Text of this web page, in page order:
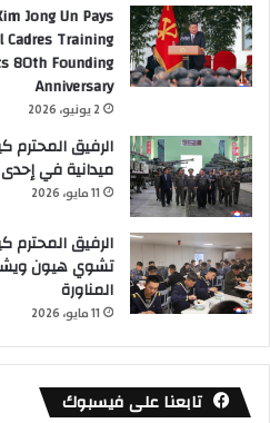
Jong Un Pays
Training
80th Founding
Anniversary
2 يونيو، 2026
الرفيق
ميدانية في
11 مايو، 2026
الرفيق المحترم
تشوي هيون
المناورة
11 مايو، 2026
تابعنا على فيسبوك